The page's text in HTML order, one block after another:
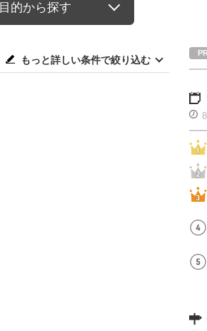
目的から探す
もっと詳しい条件で絞り込む